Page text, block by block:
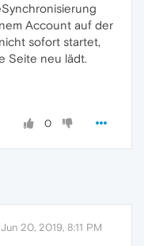
Account auf der
sofort startet,
Seite neu lädt.
0
Jun 20, 2019, 8:11 PM